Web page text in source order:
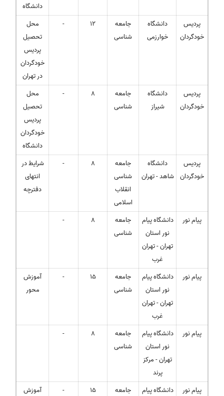
دانشگاه
پردیس
خودگردان
دانشگاه
خوارزمی
جامعه
شناسی
12
-
محل
تحصیل
پردیس
خودگردان
در تهران
پردیس
خودگردان
دانشگاه
شیراز
جامعه
شناسی
8
-
محل
تحصیل
پردیس
خودگردان
دانشگاه
پردیس
خودگردان
دانشگاه
شاهد - تهران
جامعه
شناسی
انقلاب
اسلامی
8
-
شرایط در
انتهای
دفترچه
پیام نور
دانشگاه پیام
نور استان
تهران - تهران
غرب
جامعه
شناسی
8
-
پیام نور
دانشگاه پیام
نور استان
تهران - تهران
غرب
جامعه
شناسی
15
-
آموزش
محور
پیام نور
دانشگاه پیام
نور استان
تهران - مرکز
پرند
جامعه
شناسی
8
-
پیام نور
دانشگاه پیام
جامعه
15
-
آموزش